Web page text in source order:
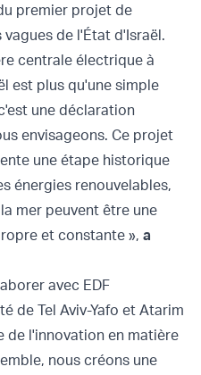
premier projet de
de l'État d'Israël.
centrale électrique à
est plus qu'une simple
une déclaration
envisageons. Ce projet
une étape historique
énergies renouvelables,
mer peuvent être une
et constante », a
avec EDF
de Tel Aviv-Yafo et Atarim
de l'innovation en matière
nous créons une